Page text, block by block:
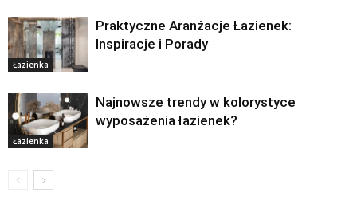
Łazienka
Praktyczne Aranżacje Łazienek:
Inspiracje i Porady
Łazienka
Najnowsze trendy w kolorystyce
wyposażenia łazienek?